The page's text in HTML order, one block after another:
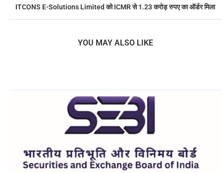
ITCONS E-Solutions Limited को ICMR से 1.23 करोड़ रुपए का ऑर्डर मिला
YOU MAY ALSO LIKE